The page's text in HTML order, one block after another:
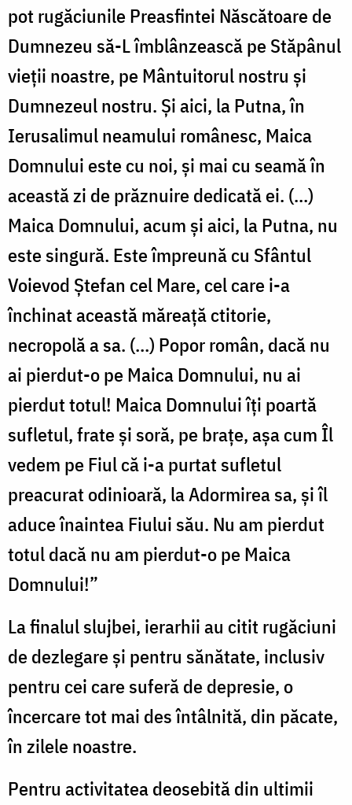
pot rugăciunile Preasfintei Născătoare de
Dumnezeu să-L îmblânzească pe Stăpânul
vieții noastre, pe Mântuitorul nostru și
Dumnezeul nostru. Și aici, la Putna, în
Ierusalimul neamului românesc, Maica
Domnului este cu noi, și mai cu seamă în
această zi de prăznuire dedicată ei. (…)
Maica Domnului, acum și aici, la Putna, nu
este singură. Este împreună cu Sfântul
Voievod Ștefan cel Mare, cel care i-a
închinat această măreață ctitorie,
necropolă a sa. (…) Popor român, dacă nu
ai pierdut-o pe Maica Domnului, nu ai
pierdut totul! Maica Domnului îți poartă
sufletul, frate și soră, pe brațe, așa cum Îl
vedem pe Fiul că i-a purtat sufletul
preacurat odinioară, la Adormirea sa, și îl
aduce înaintea Fiului său. Nu am pierdut
totul dacă nu am pierdut-o pe Maica
Domnului!”
La finalul slujbei, ierarhii au citit rugăciuni
de dezlegare și pentru sănătate, inclusiv
pentru cei care suferă de depresie, o
încercare tot mai des întâlnită, din păcate,
în zilele noastre.
Pentru activitatea deosebită din ultimii